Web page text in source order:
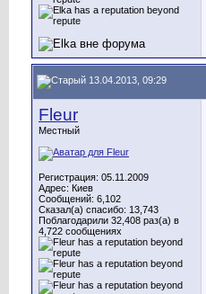
13.04.2013, 09:29
Fleur
Местный
Регистрация: 05.11.2009
Адрес: Киев
Сообщений: 6,102
Сказал(а) спасибо: 13,743
Поблагодарили 32,408 раз(а) в
4,722 сообщениях